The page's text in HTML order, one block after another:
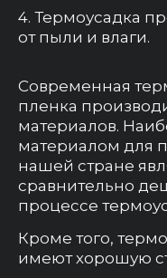
Термоусадка
от пыли и влаги.
Современная
пленка
материалов.
материалом для
нашей стране
сравнительно
процессе
Кроме того,
имеют хорошую